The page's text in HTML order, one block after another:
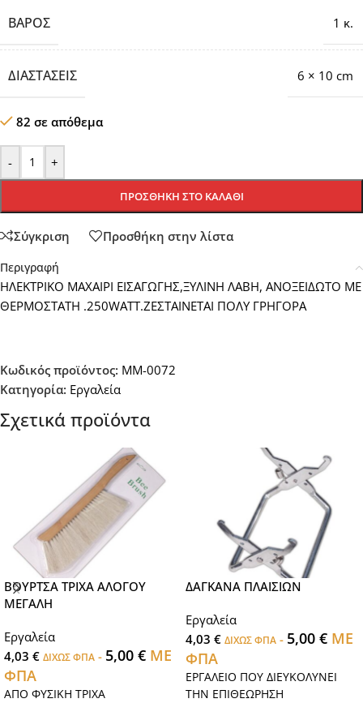
ΒΆΡΟΣ 1 κ.
ΔΙΑΣΤΆΣΕΙΣ 6 × 10 cm
82 σε απόθεμα
- +
ΠΡΟΣΘΉΚΗ ΣΤΟ ΚΑΛΆΘΙ
Σύγκριση Προσθήκη στην λίστα
Περιγραφή
ΗΛΕΚΤΡΙΚΟ ΜΑΧΑΙΡΙ ΕΙΣΑΓΩΓΗΣ,ΞΥΛΙΝΗ ΛΑΒΗ, ΑΝΟΞΕΙΔΩΤΟ ΜΕ
ΘΕΡΜΟΣΤΑΤΗ .250WATT.ΖΕΣΤΑΙΝΕΤΑΙ ΠΟΛΥ ΓΡΗΓΟΡΑ
Κωδικός προϊόντος: MM-0072
Κατηγορία: Εργαλεία
Σχετικά προϊόντα
ΒΟΥΡΤΣΑ ΤΡΙΧΑ ΑΛΟΓΟΥ
ΜΕΓΑΛΗ
Εργαλεία
4,03 € ΔΙΧΩΣ ΦΠΑ - 5,00 € ΜΕ
ΦΠΑ
ΑΠΟ ΦΥΣΙΚΗ ΤΡΙΧΑ
ΔΑΓΚΑΝΑ ΠΛΑΙΣΙΩΝ
Εργαλεία
4,03 € ΔΙΧΩΣ ΦΠΑ - 5,00 € ΜΕ
ΦΠΑ
ΕΡΓΑΛΕΙΟ ΠΟΥ ΔΙΕΥΚΟΛΥΝΕΙ
ΤΗΝ ΕΠΙΘΕΩΡΗΣΗ